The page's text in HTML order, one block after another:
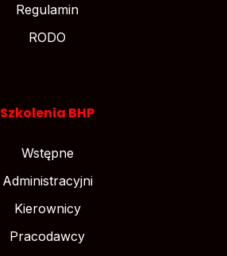
Regulamin
RODO
Szkolenia BHP
Wstępne
Administracyjni
Kierownicy
Pracodawcy